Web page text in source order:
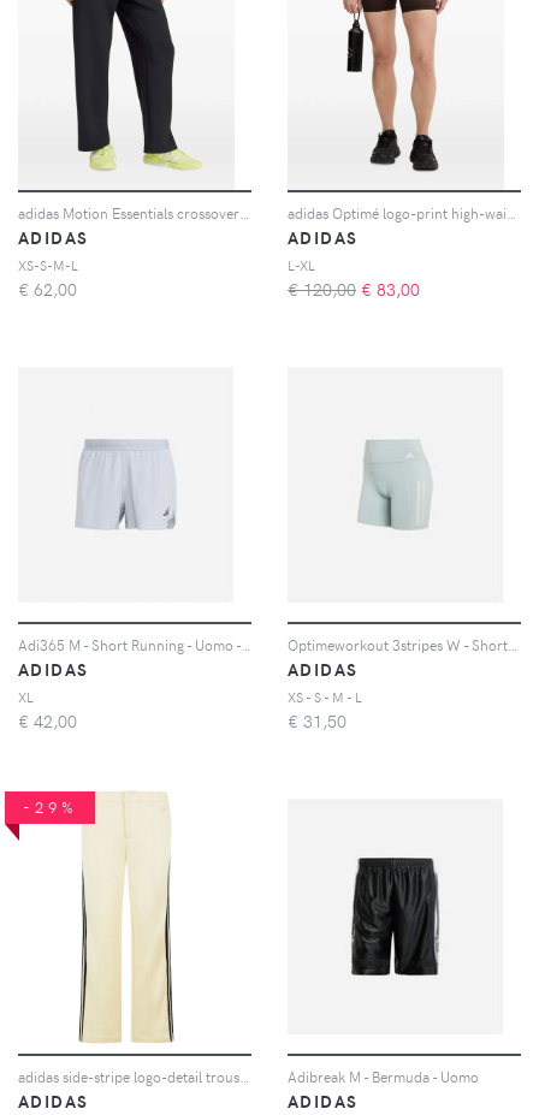
ADIDAS
XS-S-M-L
€ 62,00
ADIDAS
L-XL
€ 120,00 € 83,00
ADIDAS
XL
€ 42,00
ADIDAS
XS - S - M - L
€ 31,50
-29%
ADIDAS
Adibreak M - Bermuda - Uomo
ADIDAS